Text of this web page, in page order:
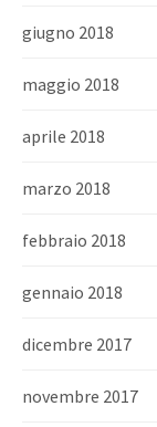
giugno 2018
maggio 2018
aprile 2018
marzo 2018
febbraio 2018
gennaio 2018
dicembre 2017
novembre 2017